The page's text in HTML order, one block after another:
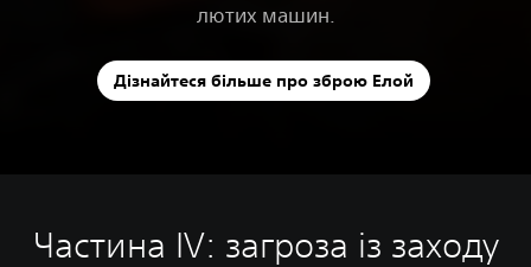
лютих машин.
Дізнайтеся більше про зброю Елой
Частина IV: загроза із заходу